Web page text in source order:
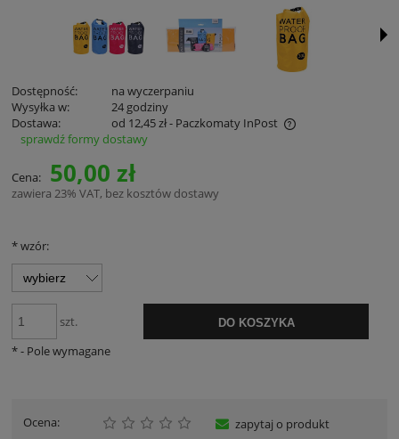
Dostępność:
na wyczerpaniu
Wysyłka w:
24 godziny
Dostawa:
od 12,45 zł- Paczkomaty InPost
Cena nie zawiera ewentualnych kosztów płatności
sprawdź formy dostawy
Cena: 50,00 zł
zawiera 23% VAT, bez kosztów dostawy
*wzór:
szt. DO KOSZYKA
*- Pole wymagane
Ocena:
zapytaj o produkt